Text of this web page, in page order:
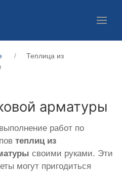
Теплица из
арматуры
работ по
теплиц из
своими руками. Эти
могут пригодиться